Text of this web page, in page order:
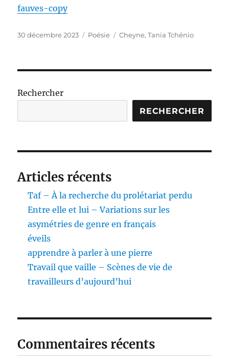
fauves-copy
Publié
30 décembre 2023 Catégories
Poésie Étiquettes
Cheyne,Tania Tchénio
Rechercher
RECHERCHER
Articles récents
Taf – À la recherche du prolétariat perdu
Entre elle et lui – Variations sur les
asymétries de genre en français
éveils
apprendre à parler à une pierre
Travail que vaille – Scènes de vie de
travailleurs d’aujourd’hui
Commentaires récents